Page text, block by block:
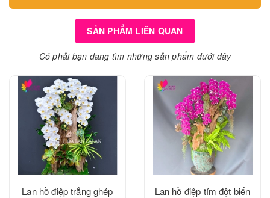
SẢN PHẨM LIÊN QUAN
Có phải bạn đang tìm những sản phẩm dưới đây
Lan hồ điệp trắng ghép
Lan hồ điệp tím đột biến